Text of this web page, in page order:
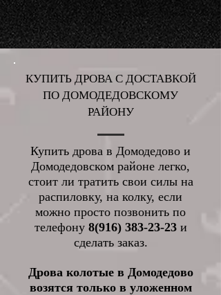
КУПИТЬ ДРОВА С ДОСТАВКОЙ
ПО ДОМОДЕДОВСКОМУ
РАЙОНУ
Купить дрова в Домодедово и
Домодедовском районе легко,
стоит ли тратить свои силы на
распиловку, на колку, если
можно просто позвонить по
телефону 8(916) 383-23-23и
сделать заказ.
Дрова колотые в Домодедово
возятся только в уложенном